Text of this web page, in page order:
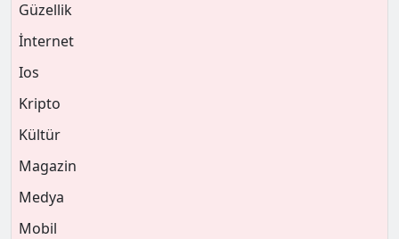
Güzellik
İnternet
Ios
Kripto
Kültür
Magazin
Medya
Mobil